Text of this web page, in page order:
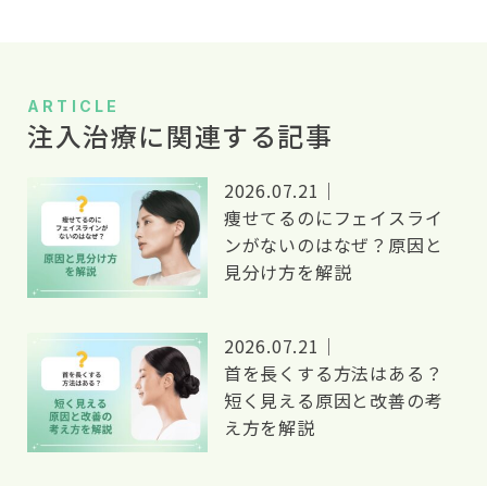
シ
ョ
ン
ARTICLE
注入治療に関連する記事
2026.07.21｜
痩せてるのにフェイスライ
ンがないのはなぜ？原因と
見分け方を解説
2026.07.21｜
首を長くする方法はある？
短く見える原因と改善の考
え方を解説